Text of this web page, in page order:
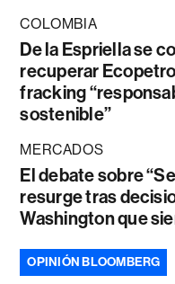
COLOMBIA
De la Espriella se
recuperar
fracking
sostenible”
MERCADOS
El debate sobre
resurge tras
Washington que
OPINIÓN BLOOMBERG